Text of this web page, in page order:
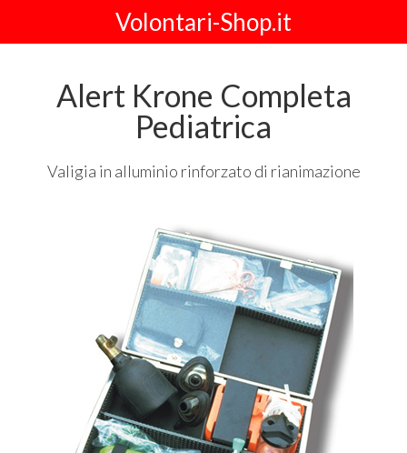
Volontari-Shop.it
Alert Krone Completa
Pediatrica
Valigia in alluminio rinforzato di rianimazione